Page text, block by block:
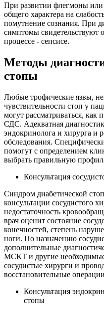
При развитии флегмоны
общего характера на
помутнение сознания. При
симптомы
процессе - сепсисе.
Методы
стопы
Любые трофические язвы,
чувствительности стоп у
могут рассматриваться, как
СДС. Адекватная
эндокринолога и хирурга и
обследования.
помогут с определением
выбрать правильную
Консультация
Синдром диабетической
консультации сосудистого
недостаточность
врач оценит состояние
конечностей, степень
ноги. По назначению
дополнительные
МСКТ и другие
сосудистые хирурги и
восстановительные
Консультация
стопы